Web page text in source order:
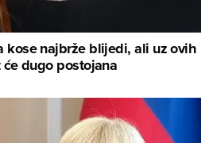
kose najbrže blijedi, ali uz ovih
dugo postojana